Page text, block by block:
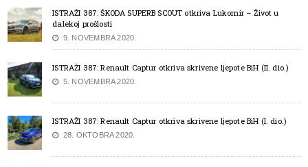
ISTRAŽI 387: ŠKODA SUPERB SCOUT otkriva Lukomir – Život u
dalekoj prošlosti
9. NOVEMBRA 2020.
ISTRAŽI 387: Renault Captur otkriva skrivene ljepote BiH (II. dio.)
5. NOVEMBRA 2020.
ISTRAŽI 387: Renault Captur otkriva skrivene ljepote BiH (I. dio.)
28. OKTOBRA 2020.